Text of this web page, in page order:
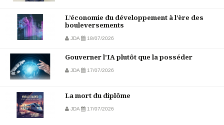
L’économie du développement à l’ère des
bouleversements
JDA 18/07/2026
Gouverner l’IA plutôt que la posséder
JDA 17/07/2026
La mort du diplôme
JDA 17/07/2026